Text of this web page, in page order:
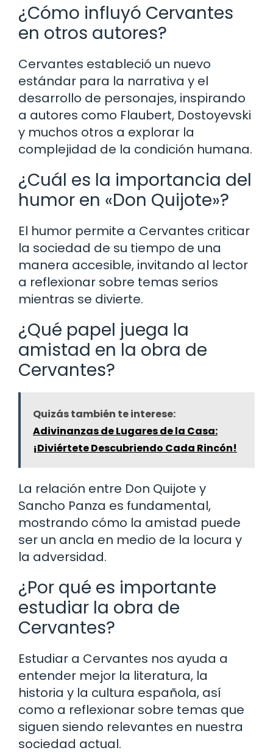
¿Cómo influyó Cervantes
en otros autores?
Cervantes estableció un nuevo
estándar para la narrativa y el
desarrollo de personajes, inspirando
a autores como Flaubert, Dostoyevski
y muchos otros a explorar la
complejidad de la condición humana.
¿Cuál es la importancia del
humor en «Don Quijote»?
El humor permite a Cervantes criticar
la sociedad de su tiempo de una
manera accesible, invitando al lector
a reflexionar sobre temas serios
mientras se divierte.
¿Qué papel juega la
amistad en la obra de
Cervantes?
Quizás también te interese:
Adivinanzas de Lugares de la Casa:
¡Diviértete Descubriendo Cada Rincón!
La relación entre Don Quijote y
Sancho Panza es fundamental,
mostrando cómo la amistad puede
ser un ancla en medio de la locura y
la adversidad.
¿Por qué es importante
estudiar la obra de
Cervantes?
Estudiar a Cervantes nos ayuda a
entender mejor la literatura, la
historia y la cultura española, así
como a reflexionar sobre temas que
siguen siendo relevantes en nuestra
sociedad actual.